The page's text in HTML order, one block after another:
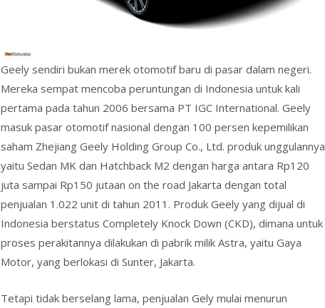
Geely sendiri bukan merek otomotif baru di pasar dalam negeri.
Mereka sempat mencoba peruntungan di Indonesia untuk kali
pertama pada tahun 2006 bersama PT IGC International. Geely
masuk pasar otomotif nasional dengan 100 persen kepemilikan
saham Zhejiang Geely Holding Group Co., Ltd. produk unggulannya
yaitu Sedan MK dan Hatchback M2 dengan harga antara Rp120
juta sampai Rp150 jutaan on the road Jakarta dengan total
penjualan 1.022 unit di tahun 2011. Produk Geely yang dijual di
Indonesia berstatus Completely Knock Down (CKD), dimana untuk
proses perakitannya dilakukan di pabrik milik Astra, yaitu Gaya
Motor, yang berlokasi di Sunter, Jakarta.
Tetapi tidak berselang lama, penjualan Gely mulai menurun